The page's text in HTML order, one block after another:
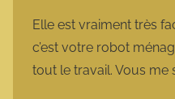
Elle est vraiment très
c’est votre robot
tout le travail. Vous me